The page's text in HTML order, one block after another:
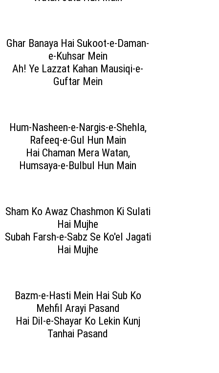
Ghar Banaya Hai Sukoot-e-Daman-
e-Kuhsar Mein
Ah! Ye Lazzat Kahan Mausiqi-e-
Guftar Mein
Hum-Nasheen-e-Nargis-e-Shehla,
Rafeeq-e-Gul Hun Main
Hai Chaman Mera Watan,
Humsaya-e-Bulbul Hun Main
Sham Ko Awaz Chashmon Ki Sulati
Hai Mujhe
Subah Farsh-e-Sabz Se Ko'el Jagati
Hai Mujhe
Bazm-e-Hasti Mein Hai Sub Ko
Mehfil Arayi Pasand
Hai Dil-e-Shayar Ko Lekin Kunj
Tanhai Pasand